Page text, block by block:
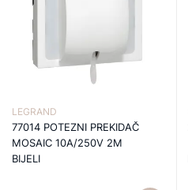
LEGRAND
77014 POTEZNI PREKIDAČ
MOSAIC 10A/250V 2M
BIJELI